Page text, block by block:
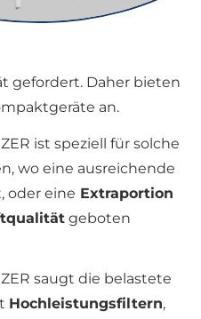
gefordert. Daher bieten
an.
ist speziell für solche
wo eine ausreichende
oder eine Extraportion
geboten
saugt die belastete
Hochleistungsfiltern,